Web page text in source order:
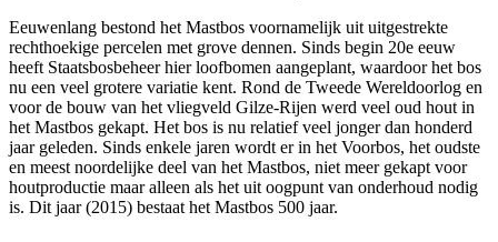
Eeuwenlang bestond het Mastbos voornamelijk uit uitgestrekte
rechthoekige percelen met grove dennen. Sinds begin 20e eeuw
heeft Staatsbosbeheer hier loofbomen aangeplant, waardoor het bos
nu een veel grotere variatie kent. Rond de Tweede Wereldoorlog en
voor de bouw van het vliegveld Gilze-Rijen werd veel oud hout in
het Mastbos gekapt. Het bos is nu relatief veel jonger dan honderd
jaar geleden. Sinds enkele jaren wordt er in het Voorbos, het oudste
en meest noordelijke deel van het Mastbos, niet meer gekapt voor
houtproductie maar alleen als het uit oogpunt van onderhoud nodig
is. Dit jaar (2015) bestaat het Mastbos 500 jaar.